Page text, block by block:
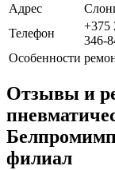
Адрес
Телефон
+375
346-
Особенности
Отзывы и
филиал